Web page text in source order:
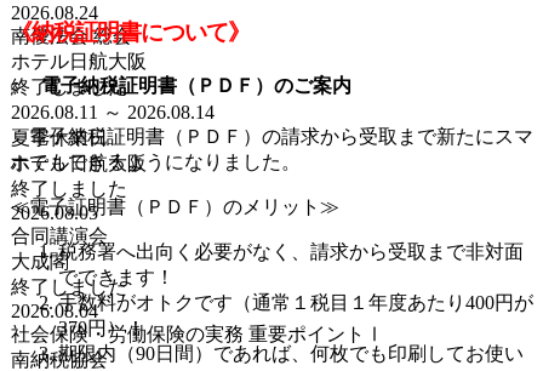
2026.08.24
南優法会 総会
ホテル日航大阪
終了しました
2026.08.11 ～ 2026.08.14
夏季休業日
ホテル日航大阪
終了しました
2026.08.05
合同講演会
大成閣
終了しました
2026.08.04
社会保険・労働保険の実務 重要ポイントⅠ
南納税協会
《納税証明書について》
○ 電子納税証明書（ＰＤＦ）のご案内
電子納税証明書（ＰＤＦ）の請求から受取まで新たにスマ
ホでもできるようになりました。
≪電子証明書（ＰＤＦ）のメリット≫
税務署へ出向く必要がなく、請求から受取まで非対面
でできます！
手数料がオトクです（通常１税目１年度あたり400円が
370円）！
期限内（90日間）であれば、何枚でも印刷してお使い